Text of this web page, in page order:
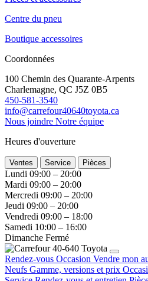
Centre du pneu
Boutique accessoires
Coordonnées
100 Chemin des Quarante-Arpents
Charlemagne, QC J5Z 0B5
450-581-3540
info@carrefour40640toyota.ca
Nous joindre Notre équipe
Heures d'ouverture
Ventes Service Pièces
Lundi 09:00 – 20:00
Mardi 09:00 – 20:00
Mercredi 09:00 – 20:00
Jeudi 09:00 – 20:00
Vendredi 09:00 – 18:00
Samedi 10:00 – 16:00
Dimanche Fermé
Rendez-vous Occasion Vendre mon
Neufs Gamme, versions et prix